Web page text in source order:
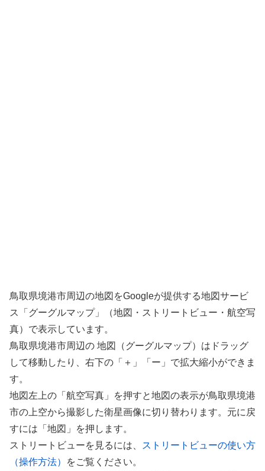
鳥取県境港市周辺の地図をGoogleが提供する地図サービ
ス「グーグルマップ」（地図・ストリートビュー・航空写
真）で表示しています。
鳥取県境港市周辺の 地図（グーグルマップ）はドラッグ
して移動したり、右下の「＋」「ー」で拡大縮小ができま
す。
地図左上の「航空写真」を押すと地図の表示が鳥取県境港
市の上空から撮影した衛星画像に切り替わります。元に戻
すには「地図」を押します。
ストリートビューを見るには、
ストリートビューの使い方
（操作方法）
をご覧ください。